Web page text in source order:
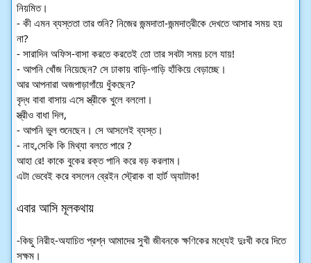
নিয়মিত।
- কী এমন ব্যস্ততা তার শুনি? নিজের জন্মদাতা-জন্মদাত্রীকে দেখতে আসার সময় হয়
না?
- সারাদিন অফিস-বাসা করতে করতেই তো তার সবটা সময় চলে যায়!
- আপনি খোঁজ নিয়েছেন? সে ঢাকায় বাড়ি-গাড়ি হাঁকিয়ে বেড়াচ্ছে।
আর আপনারা অজপাড়াগাঁয়ে ধুঁকছেন?
বৃদ্ধ বাবা বাসায় এসে স্ত্রীকে খুলে বললো।
স্ত্রীও বাধা দিল,
- আপনি ভুল শুনেছেন। সে আসলেই ব্যস্ত।
- নাহ,সেকি কি মিথ্যা বলতে পারে ?
আহা রে! কাকে বুকের রক্ত পানি করে বড় করলাম।
এটা ভেবেই করে বসলেন ব্রেইন স্ট্রোক বা হার্ট অ্যাটাক!
এবার আসি মূলকথায়
-কিছু নিরীহ-অযাচিত প্রশ্ন আমাদের সুখী জীবনকে ক্ষণিকের মধ্যেই দুঃখী করে দিতে
সক্ষম।